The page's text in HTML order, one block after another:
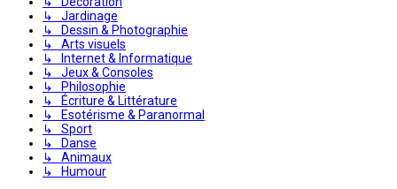
↳ Jardinage
↳ Dessin & Photographie
↳ Arts visuels
↳ Internet & Informatique
↳ Jeux & Consoles
↳ Philosophie
↳ Écriture & Littérature
↳ Esotérisme & Paranormal
↳ Sport
↳ Danse
↳ Animaux
↳ Humour